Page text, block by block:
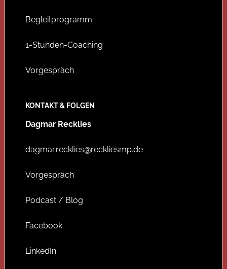
Begleitprogramm
1-Stunden-Coaching
Vorgespräch
KONTAKT & FOLGEN
Dagmar Recklies
dagmar.recklies@reckliesmp.de
Vorgespräch
Podcast / Blog
Facebook
LinkedIn